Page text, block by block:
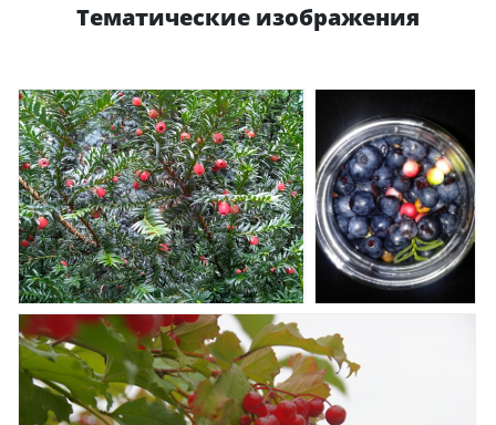
Тематические изображения